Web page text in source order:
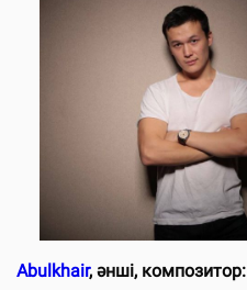
Abulkhair, әнші, композитор: